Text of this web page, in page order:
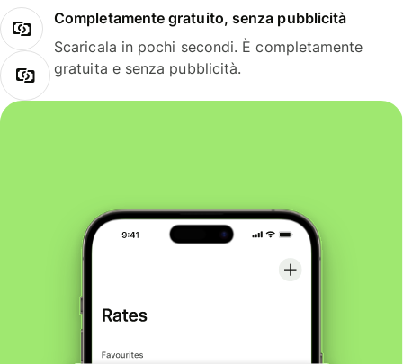
Completamente gratuito, senza pubblicità
Scaricala in pochi secondi. È completamente
gratuita e senza pubblicità.